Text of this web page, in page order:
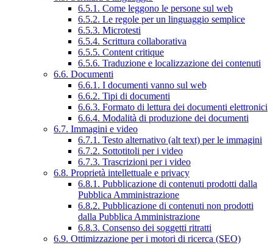
6.5.1. Come leggono le persone sul web
6.5.2. Le regole per un linguaggio semplice
6.5.3. Microtesti
6.5.4. Scrittura collaborativa
6.5.5. Content critique
6.5.6. Traduzione e localizzazione dei contenuti
6.6. Documenti
6.6.1. I documenti vanno sul web
6.6.2. Tipi di documenti
6.6.3. Formato di lettura dei documenti elettronici
6.6.4. Modalità di produzione dei documenti
6.7. Immagini e video
6.7.1. Testo alternativo (alt text) per le immagini
6.7.2. Sottotitoli per i video
6.7.3. Trascrizioni per i video
6.8. Proprietà intellettuale e privacy
6.8.1. Pubblicazione di contenuti prodotti dalla
Pubblica Amministrazione
6.8.2. Pubblicazione di contenuti non prodotti
dalla Pubblica Amministrazione
6.8.3. Consenso dei soggetti ritratti
6.9. Ottimizzazione per i motori di ricerca (SEO)